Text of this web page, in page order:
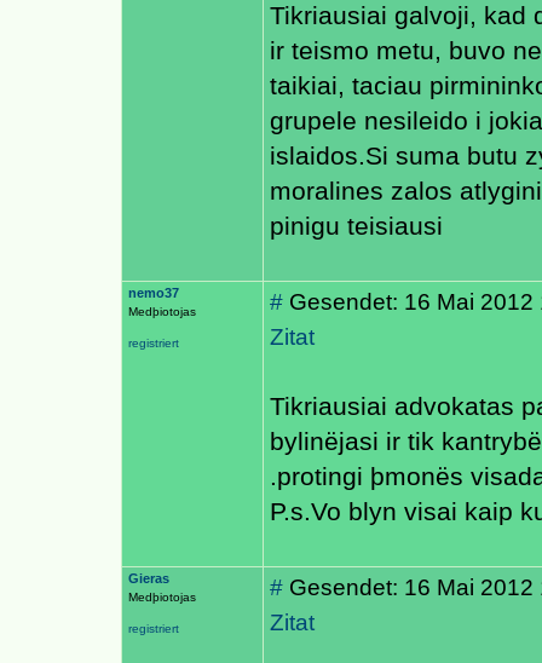
Tikriausiai galvoji, kad
ir teismo metu, buvo
taikiai, taciau
grupele nesileido i
islaidos.Si suma butu
moralines zalos
pinigu teisiausi
nemo37
Medþiotojas
registriert
# Gesendet: 16 Mai
Zitat
Tikriausiai advokatas
bylinëjasi ir tik
.protingi þmonës
P.s.Vo blyn visai kaip
Gieras
Medþiotojas
registriert
# Gesendet: 16 Mai 2012
Zitat